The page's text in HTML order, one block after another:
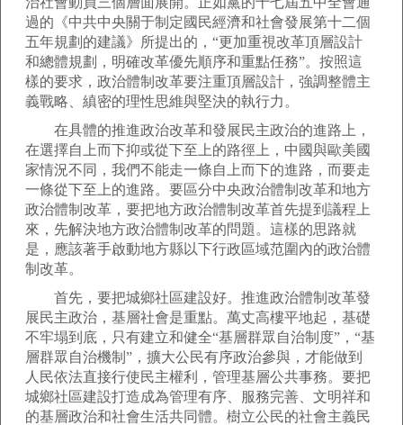
過的《中共中央關于制定國民經濟和社會發展第十二個
五年規劃的建議》所提出的，“更加重視改革頂層設計
和總體規劃，明確改革優先順序和重點任務”。按照這
樣的要求，政治體制改革要注重頂層設計，強調整體主
義戰略、縝密的理性思維與堅決的執行力。
在具體的推進政治改革和發展民主政治的進路上，
在選擇自上而下抑或從下至上的路徑上，中國與歐美國
家情況不同，我們不能走一條自上而下的進路，而要走
一條從下至上的進路。要區分中央政治體制改革和地方
政治體制改革，要把地方政治體制改革首先提到議程上
來，先解決地方政治體制改革的問題。這樣的思路就
是，應該著手啟動地方縣以下行政區域范圍內的政治體
制改革。
首先，要把城鄉社區建設好。推進政治體制改革發
展民主政治，基層社會是重點。萬丈高樓平地起，基礎
不牢塌到底，只有建立和健全“基層群眾自治制度”，“基
層群眾自治機制”，擴大公民有序政治參與，才能做到
人民依法直接行使民主權利，管理基層公共事務。要把
城鄉社區建設打造成為管理有序、服務完善、文明祥和
的基層政治和社會生活共同體。樹立公民的社會主義民